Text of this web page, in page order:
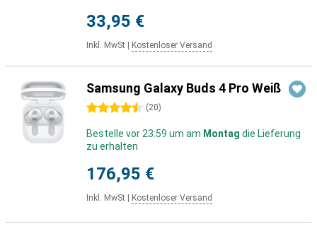
33,95 €
Inkl. MwSt Kostenloser Versand
Samsung Galaxy Buds 4 Pro Weiß
4.5 Sterne (20)
Bestelle vor 23:59 um am Montag die Lieferung
zu erhalten
176,95 €
Inkl. MwSt Kostenloser Versand